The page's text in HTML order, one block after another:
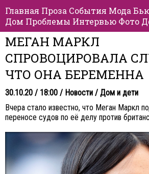
Главная Проза События Мода
Дом Проблемы Интервью Фото
МЕГАН МАРКЛ
СПРОВОЦИРОВАЛА
ЧТО ОНА БЕРЕМЕННА
30.10.20 / 18:00 / Новости / Дом и дети
Вчера стало известно, что Меган Маркл
переносе судов по её делу против